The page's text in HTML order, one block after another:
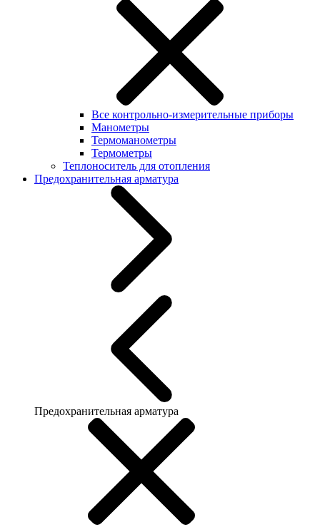
Все контрольно-измерительные приборы
Манометры
Термоманометры
Термометры
Теплоноситель для отопления
Предохранительная арматура
Предохранительная арматура